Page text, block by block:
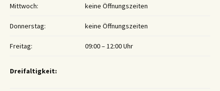
Mittwoch: keine Öffnungszeiten
Donnerstag: keine Öffnungszeiten
Freitag: 09:00 – 12:00 Uhr
Dreifaltigkeit: